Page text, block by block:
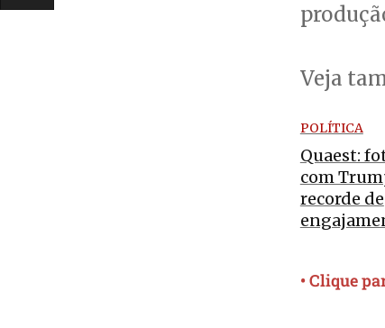
Veja
POLÍTICA
Quaest:
com
recorde de
• Clique